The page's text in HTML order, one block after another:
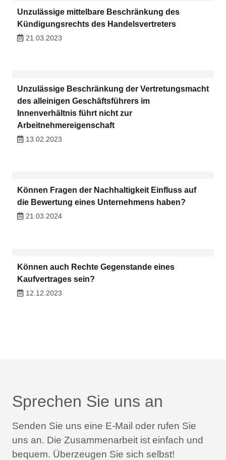
Unzulässige mittelbare Beschränkung des
Kündigungsrechts des Handelsvertreters
21.03.2023
Unzulässige Beschränkung der Vertretungsmacht
des alleinigen Geschäftsführers im
Innenverhältnis führt nicht zur
Arbeitnehmereigenschaft
13.02.2023
Können Fragen der Nachhaltigkeit Einfluss auf
die Bewertung eines Unternehmens haben?
21.03.2024
Können auch Rechte Gegenstande eines
Kaufvertrages sein?
12.12.2023
Sprechen Sie uns an
Senden Sie uns eine E-Mail oder rufen Sie
uns an. Die Zusammenarbeit ist einfach und
bequem. Überzeugen Sie sich selbst!